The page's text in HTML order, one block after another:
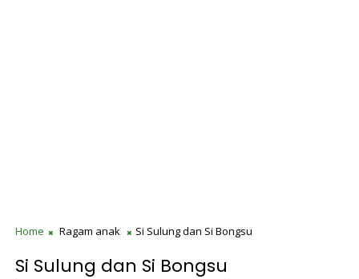
Home Ragam anak Si Sulung dan Si Bongsu
Si Sulung dan Si Bongsu